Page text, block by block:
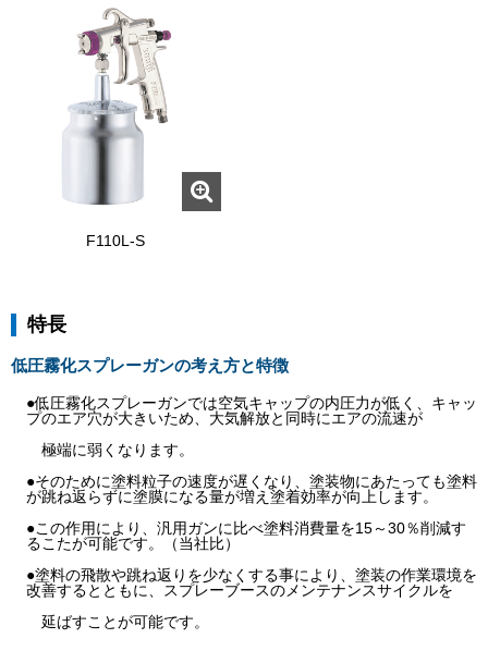
F110L-S
特長
低圧霧化スプレーガンの考え方と特徴
●低圧霧化スプレーガンでは空気キャップの内圧力が低く、キャッ
プのエア穴が大きいため、大気解放と同時にエアの流速が
極端に弱くなります。
●そのために塗料粒子の速度が遅くなり、塗装物にあたっても塗料
が跳ね返らずに塗膜になる量が増え塗着効率が向上します。
●この作用により、汎用ガンに比べ塗料消費量を15～30％削減す
るこたが可能です。（当社比）
●塗料の飛散や跳ね返りを少なくする事により、塗装の作業環境を
改善するとともに、スプレーブースのメンテナンスサイクルを
延ばすことが可能です。